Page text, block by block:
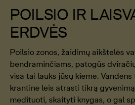
POILSIO IR
ERDVĖS
Poilsio zonos, žaidimų aikštelės
bendraminčiams, patogūs
visa tai lauks jūsų kieme.
krantine leis atrasti tikrą
medituoti, skaityti knygas, o gal